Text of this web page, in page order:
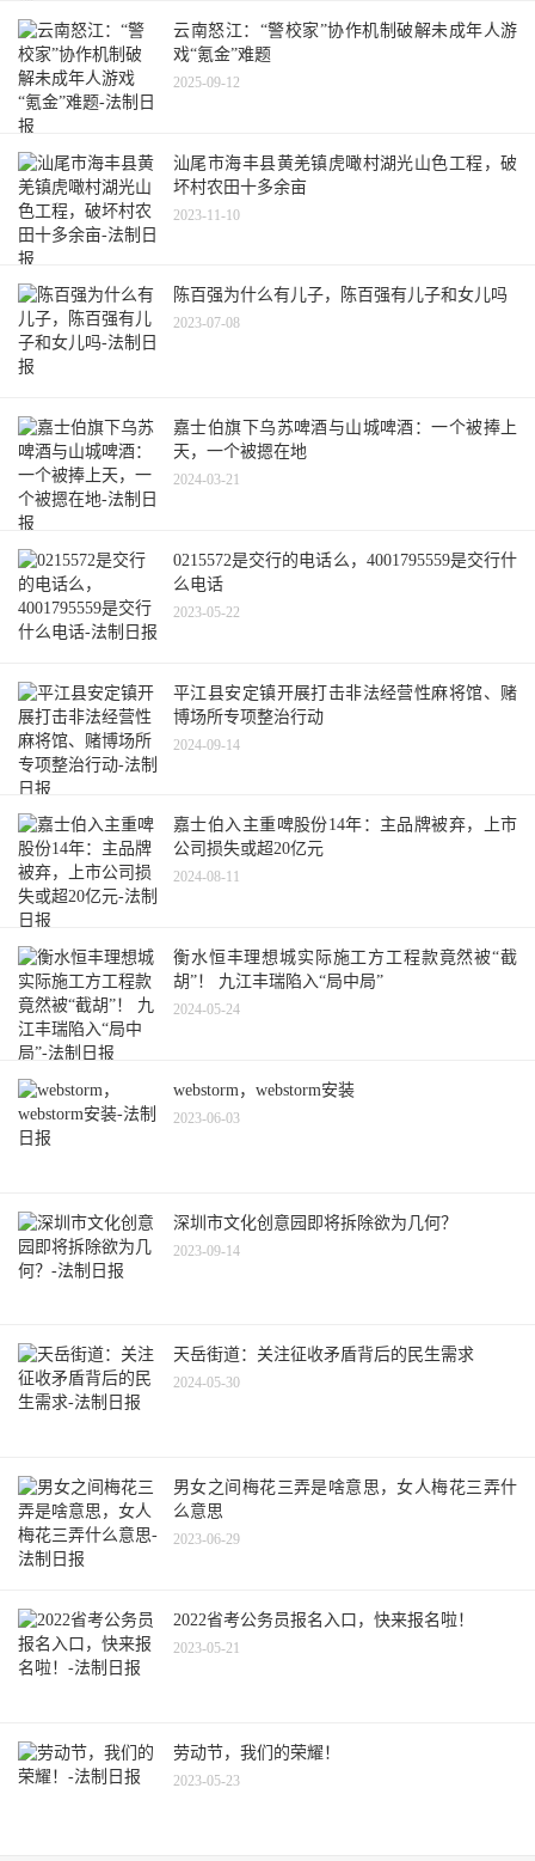
云南怒江：“警校家”协作机制破解未成年人游
戏“氪金”难题
2025-09-12
汕尾市海丰县黄羌镇虎噉村湖光山色工程，破
坏村农田十多余亩
2023-11-10
陈百强为什么有儿子，陈百强有儿子和女儿吗
2023-07-08
嘉士伯旗下乌苏啤酒与山城啤酒：一个被捧上
天，一个被摁在地
2024-03-21
0215572是交行的电话么，4001795559是交行什
么电话
2023-05-22
平江县安定镇开展打击非法经营性麻将馆、赌
博场所专项整治行动
2024-09-14
嘉士伯入主重啤股份14年：主品牌被弃，上市
公司损失或超20亿元
2024-08-11
衡水恒丰理想城实际施工方工程款竟然被“截
胡”！ 九江丰瑞陷入“局中局”
2024-05-24
webstorm，webstorm安装
2023-06-03
深圳市文化创意园即将拆除欲为几何？
2023-09-14
天岳街道：关注征收矛盾背后的民生需求
2024-05-30
男女之间梅花三弄是啥意思，女人梅花三弄什
么意思
2023-06-29
2022省考公务员报名入口，快来报名啦！
2023-05-21
劳动节，我们的荣耀！
2023-05-23